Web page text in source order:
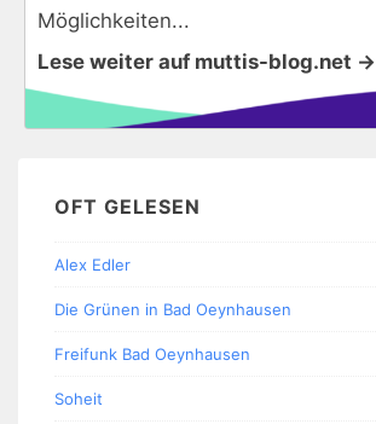
Möglichkeiten...
Lese weiter auf muttis-blog.net →
OFT GELESEN
Alex Edler
Die Grünen in Bad Oeynhausen
Freifunk Bad Oeynhausen
Soheit